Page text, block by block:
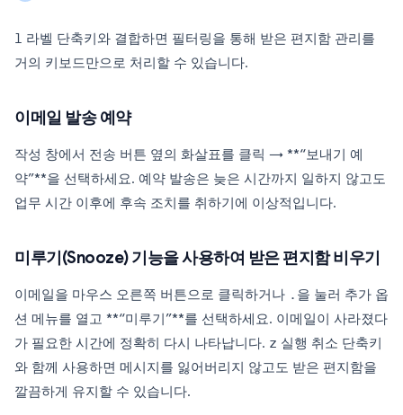
l 라벨 단축키와 결합하면 필터링을 통해 받은 편지함 관리를
거의 키보드만으로 처리할 수 있습니다.
이메일 발송 예약
작성 창에서 전송 버튼 옆의 화살표를 클릭 → **“보내기 예
약”**을 선택하세요. 예약 발송은 늦은 시간까지 일하지 않고도
업무 시간 이후에 후속 조치를 취하기에 이상적입니다.
미루기(Snooze) 기능을 사용하여 받은 편지함 비우기
이메일을 마우스 오른쪽 버튼으로 클릭하거나 . 을 눌러 추가 옵
션 메뉴를 열고 **“미루기”**를 선택하세요. 이메일이 사라졌다
가 필요한 시간에 정확히 다시 나타납니다. z 실행 취소 단축키
와 함께 사용하면 메시지를 잃어버리지 않고도 받은 편지함을
깔끔하게 유지할 수 있습니다.